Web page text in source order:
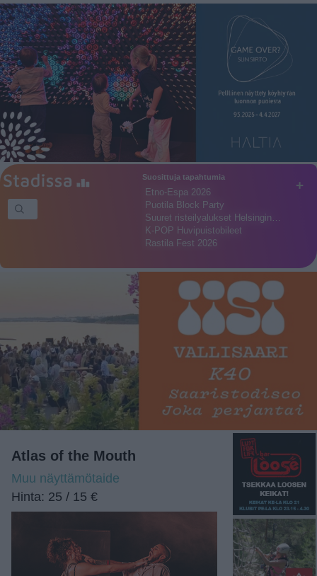
+
Suosittuja tapahtumia
Etno-Espa 2026
Puotila Block Party
Suuret risteilyalukset Helsingin…
K-POP Huvipuistobileet
Rastila Fest 2026
Atlas of the Mouth
Muu näyttämötaide
Hinta: 25 / 15 €